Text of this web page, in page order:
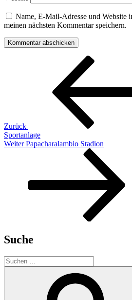
Name, E-Mail-Adresse und Website
meinen nächsten Kommentar speichern.
Beitragsnavigation
Zurück
Sportanlage
Nächster
Weiter Papacharalambio Stadion
Suche
Suchen
nach: